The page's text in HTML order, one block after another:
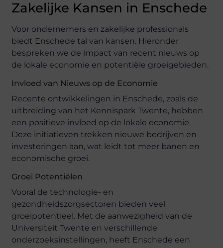
Zakelijke Kansen in Enschede
Voor ondernemers en zakelijke professionals
biedt Enschede tal van kansen. Hieronder
bespreken we de impact van recent nieuws op
de lokale economie en potentiële groeigebieden.
Invloed van Nieuws op de Economie
Recente ontwikkelingen in Enschede, zoals de
uitbreiding van het Kennispark Twente, hebben
een positieve invloed op de lokale economie.
Deze initiatieven trekken nieuwe bedrijven en
investeringen aan, wat leidt tot meer banen en
economische groei.
Groei Potentiëlen
Vooral de technologie- en
gezondheidszorgsectoren bieden veel
groeipotentieel. Met de aanwezigheid van de
Universiteit Twente en verschillende
onderzoeksinstellingen, heeft Enschede een